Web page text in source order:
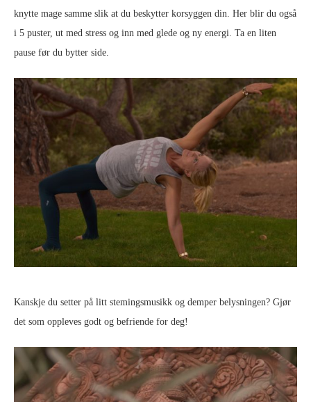
knytte mage samme slik at du beskytter korsyggen din. Her blir du også
i 5 puster, ut med stress og inn med glede og ny energi. Ta en liten
pause før du bytter side.
Kanskje du setter på litt stemingsmusikk og demper belysningen? Gjør
det som oppleves godt og befriende for deg!